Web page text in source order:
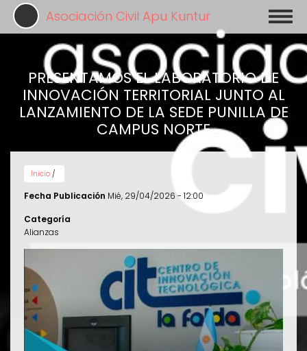
Pasar
contenido
Asociación Civil Apu Kuntur
PRESENTAMOS EL LABORATORIO DE
INNOVACIÓN TERRITORIAL JUNTO AL
LANZAMIENTO DE LA SEDE PUNILLA DE
CAMPUS NORTE
Inicio /
Fecha Publicación Mié, 29/04/2026 - 12:00
Categoría
Alianzas